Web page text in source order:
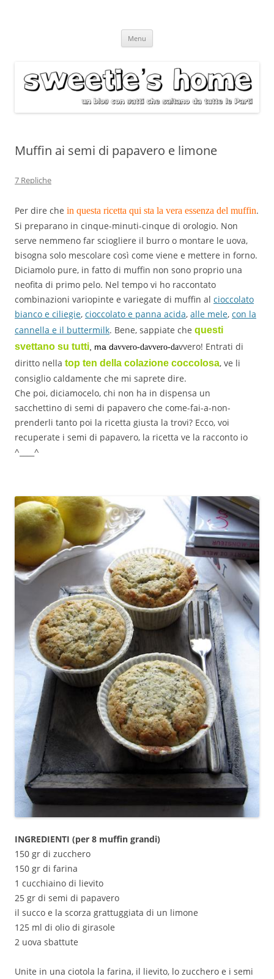
Menu
Muffin ai semi di papavero e limone
7 Repliche
Per dire che in questa ricetta qui sta la vera essenza del muffin.
Si preparano in cinque-minuti-cinque di orologio. Non
serve nemmeno far sciogliere il burro o montare le uova,
bisogna solo mescolare così come viene e mettere in forno.
Diciamolo pure, in fatto di muffin non sono proprio una
neofita di primo pelo. Nel tempo vi ho raccontato
combinazioni variopinte e variegate di muffin al cioccolato
bianco e ciliegie, cioccolato e panna acida, alle mele, con la
cannella e il buttermilk. Bene, sappiate che questi
svettano su tutti, ma davvero-davvero-davvero! Entrati di
diritto nella top ten della colazione coccolosa, ve li
consiglio caldamente che mi saprete dire.
Che poi, diciamocelo, chi non ha in dispensa un
sacchettino di semi di papavero che come-fai-a-non-
prenderli tanto poi la ricetta giusta la trovi? Ecco, voi
recuperate i semi di papavero, la ricetta ve la racconto io
^____^
INGREDIENTI (per 8 muffin grandi)
150 gr di zucchero
150 gr di farina
1 cucchiaino di lievito
25 gr di semi di papavero
il succo e la scorza grattuggiata di un limone
125 ml di olio di girasole
2 uova sbattute
Unite in una ciotola la farina, il lievito, lo zucchero e i semi